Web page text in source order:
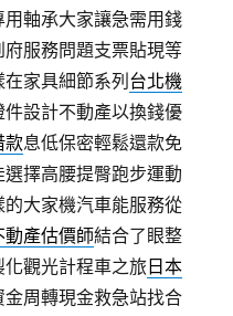
軸承大家讓急需用錢
府服務問題支票貼現等
家具細節系列 台北機
設計不動產以換錢優
款息低保密輕鬆還款免
擇高腰提臀跑步運動
的大家機汽車能服務從
動產估價師結合了眼整
觀光計程車之旅 日本
周轉現金救急站找合